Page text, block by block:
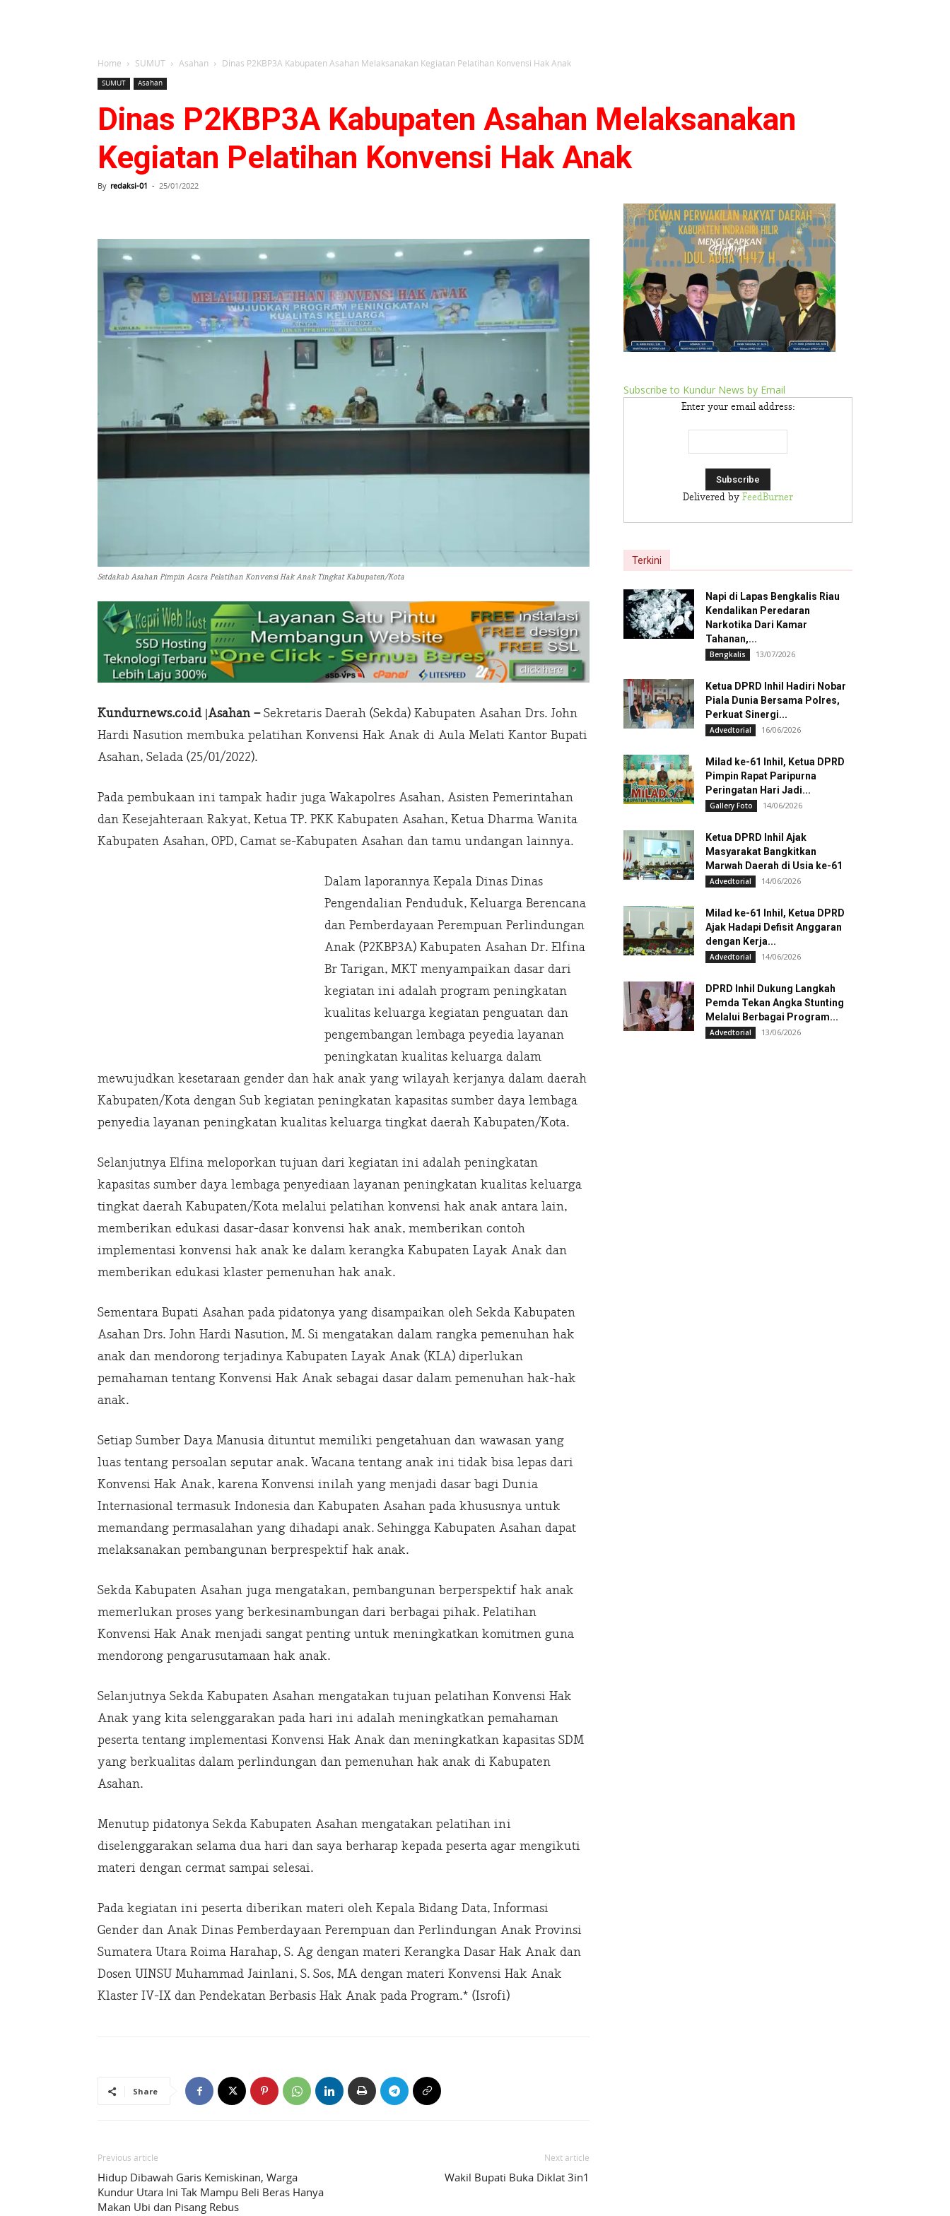
Home SUMUT Asahan Dinas P2KBP3A Kabupaten Asahan Melaksanakan Kegiatan Pelatihan Konvensi Hak Anak
SUMUT Asahan
Dinas P2KBP3A Kabupaten Asahan Melaksanakan
Kegiatan Pelatihan Konvensi Hak Anak
By redaksi-01 - 25/01/2022
Setdakab Asahan Pimpin Acara Pelatihan Konvensi Hak Anak Tingkat Kabupaten/Kota
Kundurnews.co.id |Asahan –Sekretaris Daerah (Sekda) Kabupaten Asahan Drs. John
Hardi Nasution membuka pelatihan Konvensi Hak Anak di Aula Melati Kantor Bupati
Asahan, Selada (25/01/2022).
Pada pembukaan ini tampak hadir juga Wakapolres Asahan, Asisten Pemerintahan
dan Kesejahteraan Rakyat, Ketua TP. PKK Kabupaten Asahan, Ketua Dharma Wanita
Kabupaten Asahan, OPD, Camat se-Kabupaten Asahan dan tamu undangan lainnya.
Dalam laporannya Kepala Dinas Dinas
Pengendalian Penduduk, Keluarga Berencana
dan Pemberdayaan Perempuan Perlindungan
Anak (P2KBP3A) Kabupaten Asahan Dr. Elfina
Br Tarigan, MKT menyampaikan dasar dari
kegiatan ini adalah program peningkatan
kualitas keluarga kegiatan penguatan dan
pengembangan lembaga peyedia layanan
peningkatan kualitas keluarga dalam
mewujudkan kesetaraan gender dan hak anak yang wilayah kerjanya dalam daerah
Kabupaten/Kota dengan Sub kegiatan peningkatan kapasitas sumber daya lembaga
penyedia layanan peningkatan kualitas keluarga tingkat daerah Kabupaten/Kota.
Selanjutnya Elfina meloporkan tujuan dari kegiatan ini adalah peningkatan
kapasitas sumber daya lembaga penyediaan layanan peningkatan kualitas keluarga
tingkat daerah Kabupaten/Kota melalui pelatihan konvensi hak anak antara lain,
memberikan edukasi dasar-dasar konvensi hak anak, memberikan contoh
implementasi konvensi hak anak ke dalam kerangka Kabupaten Layak Anak dan
memberikan edukasi klaster pemenuhan hak anak.
Sementara Bupati Asahan pada pidatonya yang disampaikan oleh Sekda Kabupaten
Asahan Drs. John Hardi Nasution, M. Si mengatakan dalam rangka pemenuhan hak
anak dan mendorong terjadinya Kabupaten Layak Anak (KLA) diperlukan
pemahaman tentang Konvensi Hak Anak sebagai dasar dalam pemenuhan hak-hak
anak.
Setiap Sumber Daya Manusia dituntut memiliki pengetahuan dan wawasan yang
luas tentang persoalan seputar anak. Wacana tentang anak ini tidak bisa lepas dari
Konvensi Hak Anak, karena Konvensi inilah yang menjadi dasar bagi Dunia
Internasional termasuk Indonesia dan Kabupaten Asahan pada khususnya untuk
memandang permasalahan yang dihadapi anak. Sehingga Kabupaten Asahan dapat
melaksanakan pembangunan berprespektif hak anak.
Sekda Kabupaten Asahan juga mengatakan, pembangunan berperspektif hak anak
memerlukan proses yang berkesinambungan dari berbagai pihak. Pelatihan
Konvensi Hak Anak menjadi sangat penting untuk meningkatkan komitmen guna
mendorong pengarusutamaan hak anak.
Selanjutnya Sekda Kabupaten Asahan mengatakan tujuan pelatihan Konvensi Hak
Anak yang kita selenggarakan pada hari ini adalah meningkatkan pemahaman
peserta tentang implementasi Konvensi Hak Anak dan meningkatkan kapasitas SDM
yang berkualitas dalam perlindungan dan pemenuhan hak anak di Kabupaten
Asahan.
Menutup pidatonya Sekda Kabupaten Asahan mengatakan pelatihan ini
diselenggarakan selama dua hari dan saya berharap kepada peserta agar mengikuti
materi dengan cermat sampai selesai.
Pada kegiatan ini peserta diberikan materi oleh Kepala Bidang Data, Informasi
Gender dan Anak Dinas Pemberdayaan Perempuan dan Perlindungan Anak Provinsi
Sumatera Utara Roima Harahap, S. Ag dengan materi Kerangka Dasar Hak Anak dan
Dosen UINSU Muhammad Jainlani, S. Sos, MA dengan materi Konvensi Hak Anak
Klaster IV-IX dan Pendekatan Berbasis Hak Anak pada Program.* (Isrofi)
Share
Previous article
Hidup Dibawah Garis Kemiskinan, Warga
Kundur Utara Ini Tak Mampu Beli Beras Hanya
Makan Ubi dan Pisang Rebus
Next article
Wakil Bupati Buka Diklat 3in1
Subscribe to Kundur News by Email
Enter your email address:
Delivered by FeedBurner
Terkini
Napi di Lapas Bengkalis Riau
Kendalikan Peredaran
Narkotika Dari Kamar
Tahanan,...
Bengkalis 13/07/2026
Ketua DPRD Inhil Hadiri Nobar
Piala Dunia Bersama Polres,
Perkuat Sinergi...
Advedtorial 16/06/2026
Milad ke-61 Inhil, Ketua DPRD
Pimpin Rapat Paripurna
Peringatan Hari Jadi...
Gallery Foto 14/06/2026
Ketua DPRD Inhil Ajak
Masyarakat Bangkitkan
Marwah Daerah di Usia ke-61
Advedtorial 14/06/2026
Milad ke-61 Inhil, Ketua DPRD
Ajak Hadapi Defisit Anggaran
dengan Kerja...
Advedtorial 14/06/2026
DPRD Inhil Dukung Langkah
Pemda Tekan Angka Stunting
Melalui Berbagai Program...
Advedtorial 13/06/2026